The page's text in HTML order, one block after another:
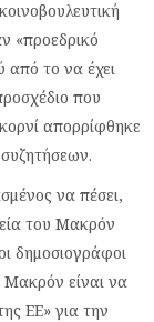
«προεδρικό
από το να έχει
που
απορρίφθηκε
να πέσει,
του Μακρόν
δημοσιογράφοι
Μακρόν είναι να
ΕΕ» για την